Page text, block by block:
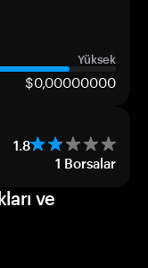
Yüksek
$0,00000000
1.8
1 Borsalar
ve